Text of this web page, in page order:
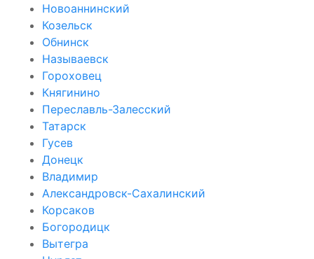
Новоаннинский
Козельск
Обнинск
Называевск
Гороховец
Княгинино
Переславль-Залесский
Татарск
Гусев
Донецк
Владимир
Александровск-Сахалинский
Корсаков
Богородицк
Вытегра